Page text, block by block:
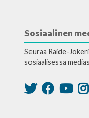
Sosiaalinen
Seuraa Raide-
sosiaalisessa